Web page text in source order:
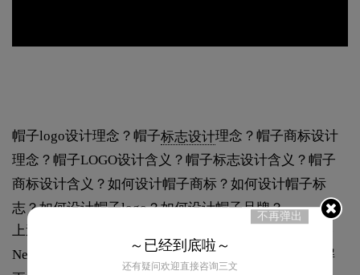
帽子logo设计理念？帽子标志设计理念？帽子商标设计
理念？帽子LOGO设计含义？帽子标志设计含义？帽子
商标设计含义？如何设计帽子商标？如何设计帽子标
志？如何设计帽子logo？如何设计帽子品牌？
上述内容是我们为您准备的关于“帽子LOGO设计欣赏-
NewEra纽亦华商标logo设计理念”全部内容，想要了解
不再弹出
～已经到底啦～
还有疑问欢迎直接咨询三文